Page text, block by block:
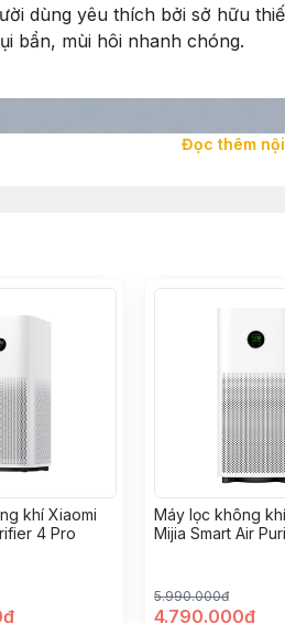
dùng yêu thích bởi sở hữu
bẩn, mùi hôi nhanh chóng.
Đọc thêm
khí Xiaomi
4 Pro
Máy lọc không
Mijia Smart Air
5.990.000đ
4.790.000đ